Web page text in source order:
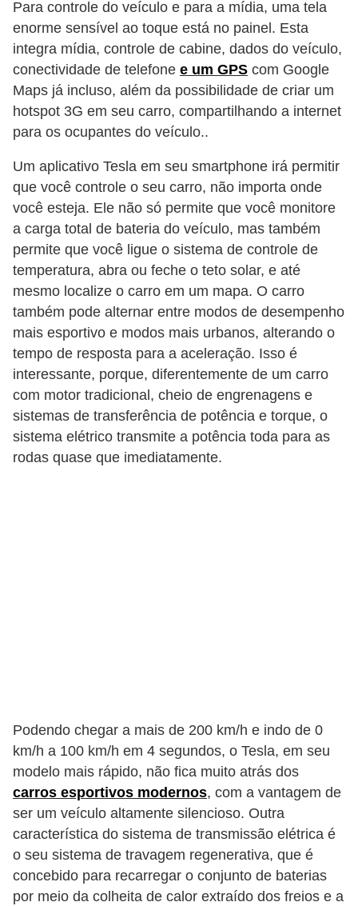
Para controle do veículo e para a mídia, uma tela
enorme sensível ao toque está no painel. Esta
integra mídia, controle de cabine, dados do veículo,
conectividade de telefone e um GPS com Google
Maps já incluso, além da possibilidade de criar um
hotspot 3G em seu carro, compartilhando a internet
para os ocupantes do veículo..
Um aplicativo Tesla em seu smartphone irá permitir
que você controle o seu carro, não importa onde
você esteja. Ele não só permite que você monitore
a carga total de bateria do veículo, mas também
permite que você ligue o sistema de controle de
temperatura, abra ou feche o teto solar, e até
mesmo localize o carro em um mapa. O carro
também pode alternar entre modos de desempenho
mais esportivo e modos mais urbanos, alterando o
tempo de resposta para a aceleração. Isso é
interessante, porque, diferentemente de um carro
com motor tradicional, cheio de engrenagens e
sistemas de transferência de potência e torque, o
sistema elétrico transmite a potência toda para as
rodas quase que imediatamente.
Podendo chegar a mais de 200 km/h e indo de 0
km/h a 100 km/h em 4 segundos, o Tesla, em seu
modelo mais rápido, não fica muito atrás dos
carros esportivos modernos, com a vantagem de
ser um veículo altamente silencioso. Outra
característica do sistema de transmissão elétrica é
o seu sistema de travagem regenerativa, que é
concebido para recarregar o conjunto de baterias
por meio da colheita de calor extraído dos freios e a
t
o
m
o
t
i
o
s
D
v
i
d
a
s
a
u
t
i
s
e
t
â
n
s